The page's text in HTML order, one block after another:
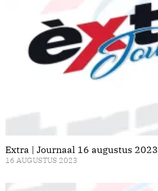
Extra | Journaal 16 augustus 2023
16 AUGUSTUS 2023